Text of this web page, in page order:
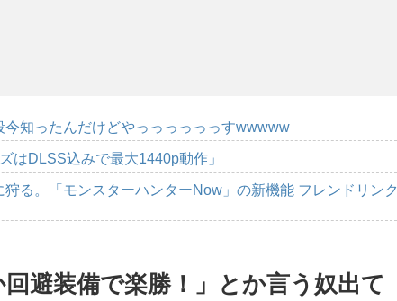
今知ったんだけどやっっっっっっすwwwww
はDLSS込みで最大1440p動作」
狩る。「モンスターハンターNow」の新機能 フレンドリンク
回避装備で楽勝！」とか言う奴出て